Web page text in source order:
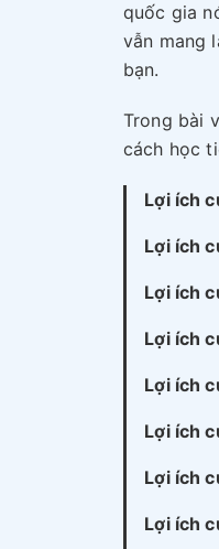
quốc gia
vẫn mang
bạn.
Trong bài
cách học
Lợi ích
Lợi ích
Lợi ích
Lợi ích
Lợi ích
Lợi ích
Lợi ích
Lợi ích